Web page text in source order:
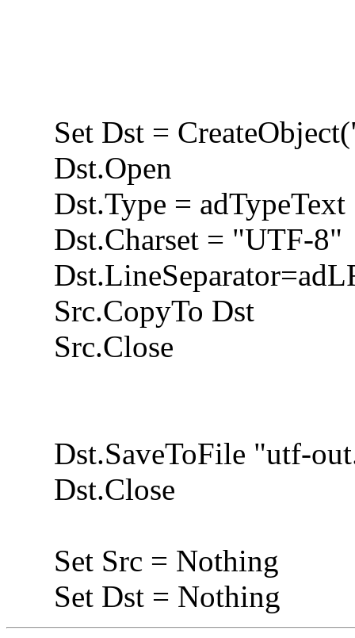
Set Dst =
Dst.Open
Dst.Type = adTypeText
Dst.Charset = "UTF-8"
Src.CopyTo Dst
Src.Close
Dst.SaveToFile "utf-
Dst.Close
Set Src = Nothing
Set Dst = Nothing